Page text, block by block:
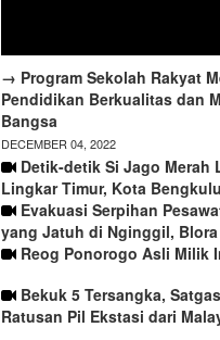
→ Program Sekolah Rakyat
Pendidikan Berkualitas dan
Bangsa
DECEMBER 04, 2022
Detik-detik Si Jago Merah
Lingkar Timur, Kota Bengkulu
Evakuasi Serpihan
yang Jatuh di Nginggil, Blora
Reog Ponorogo Asli Milik
Bekuk 5 Tersangka,
Ratusan Pil Ekstasi dari